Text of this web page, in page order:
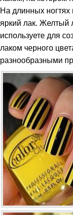
На длинных ногтях
яркий лак. Желтый
используете для
лаком черного
разнообразными